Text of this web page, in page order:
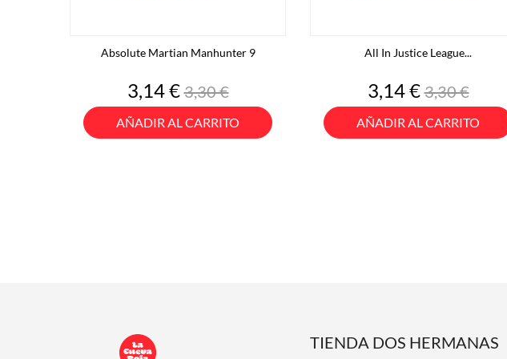
Absolute Martian Manhunter 9
Precio
3,14 €Precio
base
3,30 €
AÑADIR AL CARRITO
All In Justice League...
Precio
3,14 €Precio
base
3,30 €
AÑADIR AL CARRITO
TIENDA DOS HERMANAS